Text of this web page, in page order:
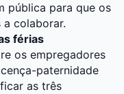
pública para que os
colaborar.
férias
os empregadores
paternidade
as três